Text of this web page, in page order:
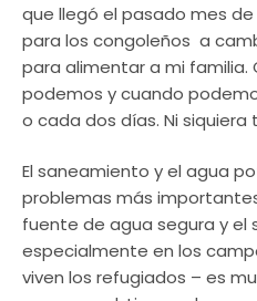
que llegó el pasado mes
para los congoleños a
para alimentar a mi familia.
podemos y cuando
o cada dos días. Ni
El saneamiento y el agua
problemas más
fuente de agua segura y el
especialmente en los
viven los refugiados – es